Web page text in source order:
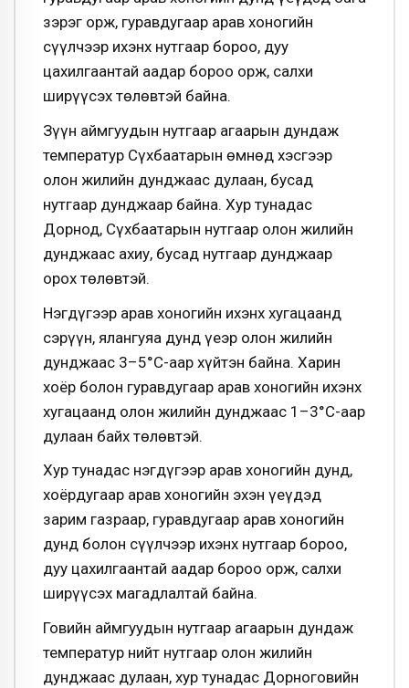
зэрэг орж, гуравдугаар арав хоногийн
сүүлчээр ихэнх нутгаар бороо, дуу
цахилгаантай аадар бороо орж, салхи
ширүүсэх төлөвтэй байна.
Зүүн аймгуудын нутгаар агаарын дундаж
температур Сүхбаатарын өмнөд хэсгээр
олон жилийн дунджаас дулаан, бусад
нутгаар дунджаар байна. Хур тунадас
Дорнод, Сүхбаатарын нутгаар олон жилийн
дунджаас ахиу, бусад нутгаар дунджаар
орох төлөвтэй.
Нэгдүгээр арав хоногийн ихэнх хугацаанд
сэрүүн, ялангуяа дунд үеэр олон жилийн
дунджаас 3–5°С-аар хүйтэн байна. Харин
хоёр болон гуравдугаар арав хоногийн ихэнх
хугацаанд олон жилийн дунджаас 1–3°С-аар
дулаан байх төлөвтэй.
Хур тунадас нэгдүгээр арав хоногийн дунд,
хоёрдугаар арав хоногийн эхэн үеүдэд
зарим газраар, гуравдугаар арав хоногийн
дунд болон сүүлчээр ихэнх нутгаар бороо,
дуу цахилгаантай аадар бороо орж, салхи
ширүүсэх магадлалтай байна.
Говийн аймгуудын нутгаар агаарын дундаж
температур нийт нутгаар олон жилийн
дунджаас дулаан, хур тунадас Дорноговийн